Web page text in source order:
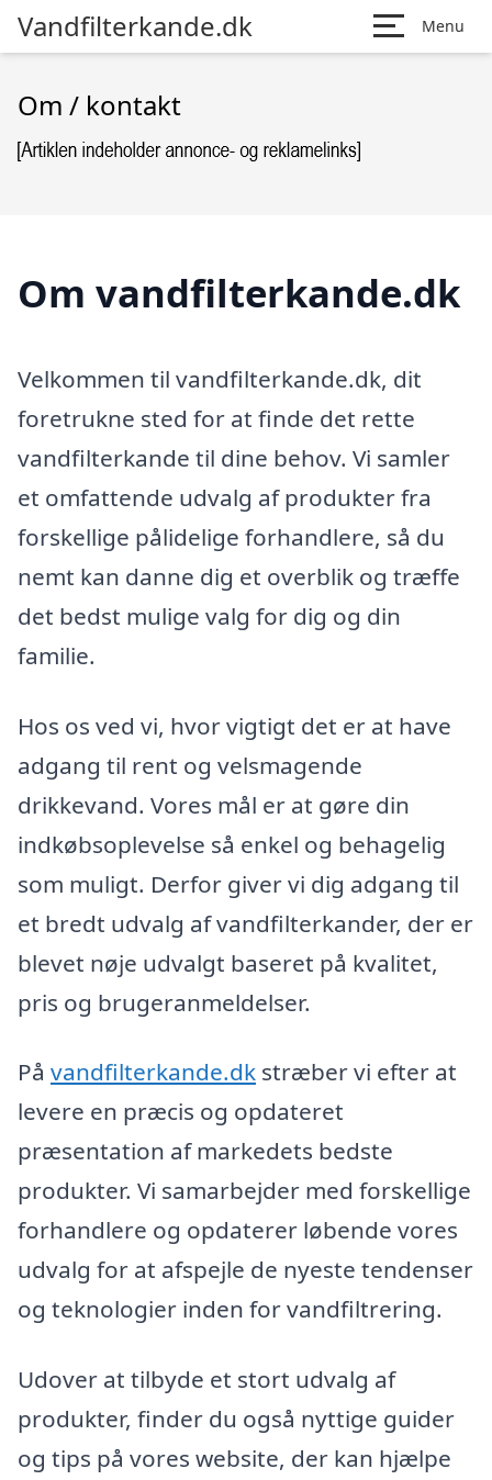
Vandfilterkande.dk Menu
Om / kontakt
Om vandfilterkande.dk
Velkommen til vandfilterkande.dk, dit
foretrukne sted for at finde det rette
vandfilterkande til dine behov. Vi samler
et omfattende udvalg af produkter fra
forskellige pålidelige forhandlere, så du
nemt kan danne dig et overblik og træffe
det bedst mulige valg for dig og din
familie.
Hos os ved vi, hvor vigtigt det er at have
adgang til rent og velsmagende
drikkevand. Vores mål er at gøre din
indkøbsoplevelse så enkel og behagelig
som muligt. Derfor giver vi dig adgang til
et bredt udvalg af vandfilterkander, der er
blevet nøje udvalgt baseret på kvalitet,
pris og brugeranmeldelser.
På vandfilterkande.dk stræber vi efter at
levere en præcis og opdateret
præsentation af markedets bedste
produkter. Vi samarbejder med forskellige
forhandlere og opdaterer løbende vores
udvalg for at afspejle de nyeste tendenser
og teknologier inden for vandfiltrering.
Udover at tilbyde et stort udvalg af
produkter, finder du også nyttige guider
og tips på vores website, der kan hjælpe